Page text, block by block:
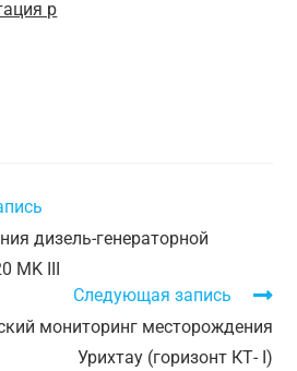
р
дизель-генераторной
MK III
Следующая запись
мониторинг месторождения
Урихтау (горизонт КТ- I)